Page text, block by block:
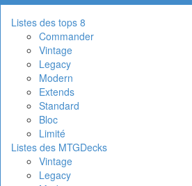
Listes des tops 8
Commander
Vintage
Legacy
Modern
Extends
Standard
Bloc
Limité
Listes des MTGDecks
Vintage
Legacy